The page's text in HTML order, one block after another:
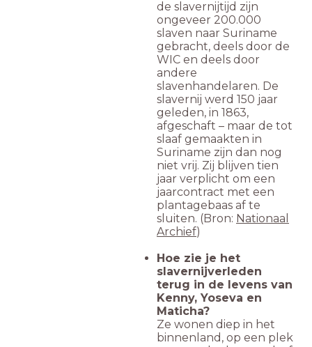
de slavernijtijd zijn
ongeveer 200.000
slaven naar Suriname
gebracht, deels door de
WIC en deels door
andere
slavenhandelaren. De
slavernij werd 150 jaar
geleden, in 1863,
afgeschaft – maar de tot
slaaf gemaakten in
Suriname zijn dan nog
niet vrij. Zij blijven tien
jaar verplicht om een
jaarcontract met een
plantagebaas af te
sluiten. (Bron: Nationaal
Archief)
Hoe zie je het
slavernijverleden
terug in de levens van
Kenny, Yoseva en
Maticha?
Ze wonen diep in het
binnenland, op een plek